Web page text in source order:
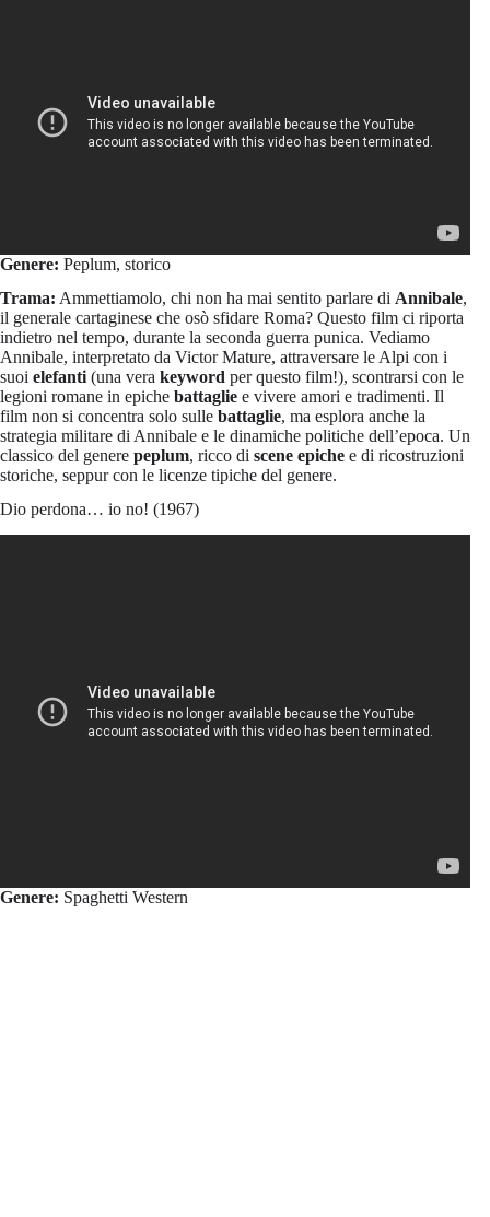
Genere: Peplum, storico
Trama: Ammettiamolo, chi non ha mai sentito parlare di Annibale,
il generale cartaginese che osò sfidare Roma? Questo film ci riporta
indietro nel tempo, durante la seconda guerra punica. Vediamo
Annibale, interpretato da Victor Mature, attraversare le Alpi con i
suoi elefanti (una vera keyword per questo film!), scontrarsi con le
legioni romane in epiche battaglie e vivere amori e tradimenti. Il
film non si concentra solo sulle battaglie, ma esplora anche la
strategia militare di Annibale e le dinamiche politiche dell’epoca. Un
classico del genere peplum, ricco di scene epiche e di ricostruzioni
storiche, seppur con le licenze tipiche del genere.
Dio perdona… io no! (1967)
Genere: Spaghetti Western